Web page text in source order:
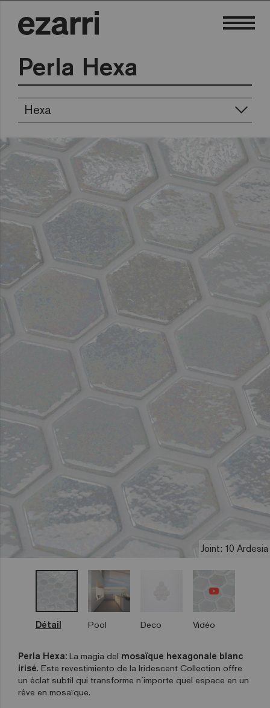
Perla Hexa
Hexa
Joint: 10 Ardesia
Détail Pool Deco Vidéo
Perla Hexa: La magia del mosaïque hexagonale blanc
irisé. Este revestimiento de la Iridescent Collection offre
un éclat subtil qui transforme n´importe quel espace en un
rêve en mosaïque.